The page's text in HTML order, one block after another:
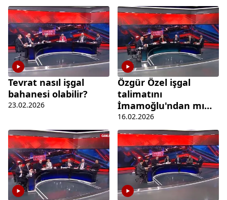
Tevrat nasıl işgal
bahanesi olabilir?
23.02.2026
Özgür Özel işgal
talimatını
İmamoğlu'ndan mı
aldı?
16.02.2026